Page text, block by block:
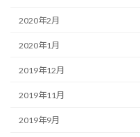
2020年2月
2020年1月
2019年12月
2019年11月
2019年9月